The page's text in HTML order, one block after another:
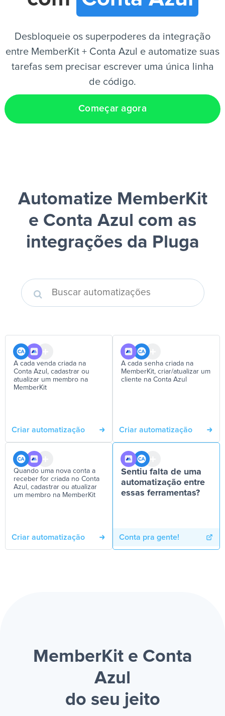
Desbloqueie os superpoderes da integração
entre MemberKit + Conta Azul e automatize suas
tarefas sem precisar escrever uma única linha
de código.
Começar agora
Automatize MemberKit
e Conta Azul com as
integrações da Pluga
A cada venda criada na
Conta Azul, cadastrar ou
atualizar um membro na
MemberKit
Criar automatização
A cada senha criada na
MemberKit, criar/atualizar um
cliente na Conta Azul
Criar automatização
Quando uma nova conta a
receber for criada no Conta
Azul, cadastrar ou atualizar
um membro na MemberKit
Criar automatização
Sentiu falta de uma
automatização entre
essas ferramentas?
Conta pra gente!
MemberKit e Conta
Azul
do seu jeito